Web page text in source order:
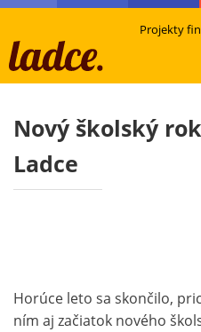
Projekty
Nový školský
Ladce
Horúce leto sa skončilo,
ním aj začiatok nového